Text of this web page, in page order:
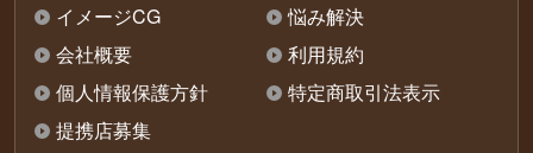
イメージCG
悩み解決
会社概要
利用規約
個人情報保護方針
特定商取引法表示
提携店募集